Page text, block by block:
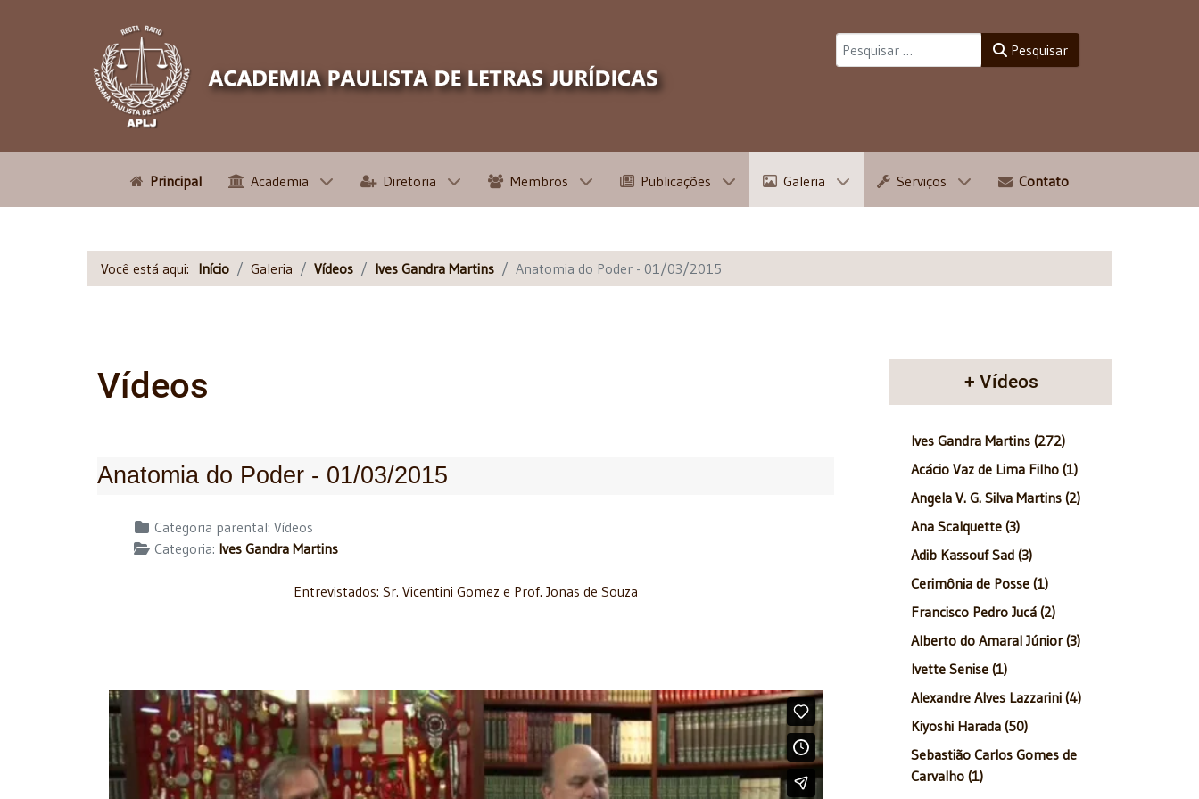
Pesquisar
Principal Academia Diretoria Membros Publicações Galeria Serviços Contato
Você está aqui: Início Galeria Vídeos Ives Gandra Martins Anatomia do Poder - 01/03/2015
Vídeos
Anatomia do Poder - 01/03/2015
Detalhes Categoria parental: Vídeos
Categoria: Ives Gandra Martins
Entrevistados: Sr. Vicentini Gomez e Prof. Jonas de Souza
+ Vídeos
Ives Gandra Martins (272)
Acácio Vaz de Lima Filho (1)
Angela V. G. Silva Martins (2)
Ana Scalquette (3)
Adib Kassouf Sad (3)
Cerimônia de Posse (1)
Francisco Pedro Jucá (2)
Alberto do Amaral Júnior (3)
Ivette Senise (1)
Alexandre Alves Lazzarini (4)
Kiyoshi Harada (50)
Sebastião Carlos Gomes de
Carvalho (1)